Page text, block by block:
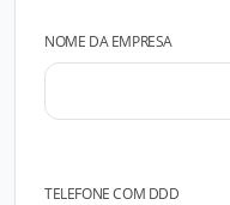
NOME DA EMPRESA
TELEFONE COM DDD